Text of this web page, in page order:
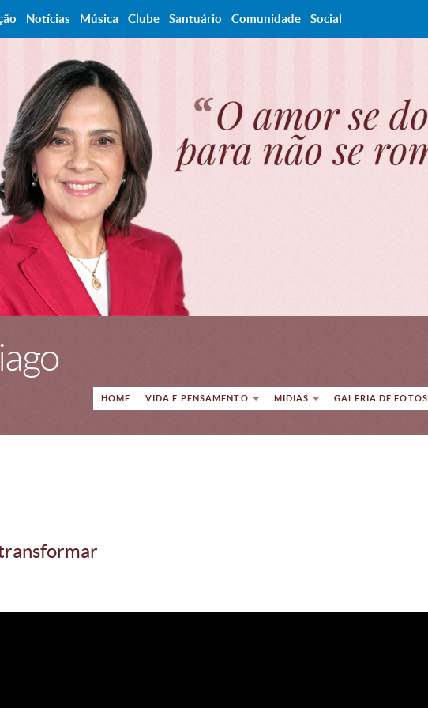
HOME VIDA E PENSAMENTO MÍDIAS GALERIA DE FOTOS
Notícias Música Clube Santuário Comunidade Social